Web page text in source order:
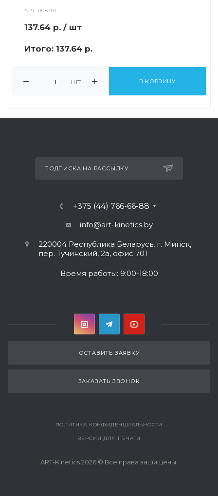
АРТ.008701
137.64 р. / шт
Итого: 137.64 р.
шт В КОРЗИНУ
ПОДПИСКА НА РАССЫЛКУ
+375 (44) 766-66-88
info@art-kinetics.by
220004 Республика Беларусь, г. Минск,
пер. Тучинский, 2а, офис 701
Время работы: 9:00-18:00
ОСТАВИТЬ ЗАЯВКУ
ЗАКАЗАТЬ ЗВОНОК
ПОЛИТИКА КОНФИДЕНЦИАЛЬНОСТИ
ВЕРСИЯ ДЛЯ ПЕЧАТИ
ART-Kinetics 2026 © Все права защищены.